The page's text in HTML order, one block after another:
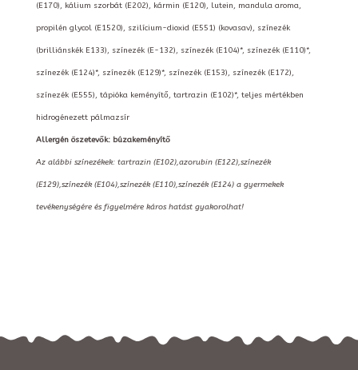
(E170), kálium szorbát (E202), kármin (E120), lutein, mandula aroma,
propilén glycol (E1520), szilícium-dioxid (E551) (kovasav), színezék
(brilliánskék E133), színezék (E-132), színezék (E104)*, színezék (E110)*,
színezék (E124)*, színezék (E129)*, színezék (E153), színezék (E172),
színezék (E555), tápióka keményítő, tartrazin (E102)*, teljes mértékben
hidrogénezett pálmazsír
Allergén öszetevők: búzakeményítő
Az alábbi színezékek: tartrazin (E102),azorubin (E122),színezék
(E129),színezék (E104),színezék (E110),színezék (E124) a gyermekek
tevékenységére és figyelmére káros hatást gyakorolhat!